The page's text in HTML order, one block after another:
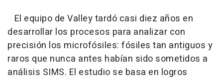
El equipo de Valley tardó casi diez años en
desarrollar los procesos para analizar con
precisión los microfósiles: fósiles tan antiguos y
raros que nunca antes habían sido sometidos a
análisis SIMS. El estudio se basa en logros